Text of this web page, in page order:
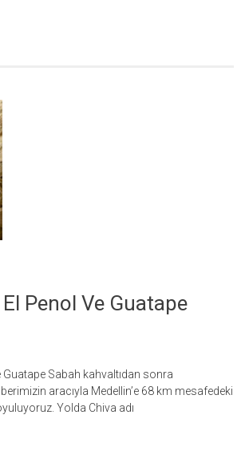
Penol Ve Guatape
Guatape Sabah kahvaltıdan sonra
aracıyla Medellin’e 68 km mesafedeki
Yolda Chiva adı